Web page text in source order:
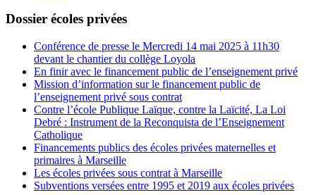
Dossier écoles privées
Conférence de presse le Mercredi 14 mai 2025 à 11h30
devant le chantier du collège Loyola
En finir avec le financement public de l’enseignement privé
Mission d’information sur le financement public de
l’enseignement privé sous contrat
Contre l’école Publique Laïque, contre la Laïcité, La Loi
Debré : Instrument de la Reconquista de l’Enseignement
Catholique
Financements publics des écoles privées maternelles et
primaires à Marseille
Les écoles privées sous contrat à Marseille
Subventions versées entre 1995 et 2019 aux écoles privées